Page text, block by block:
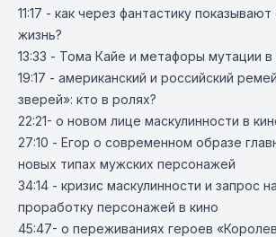
11:17 - как через фантастику
жизнь?
13:33 - Тома Кайе и метафоры мутации в
19:17 - американский и российский
зверей»: кто в ролях?
22:21- о новом лице маскулинности в
27:10 - Егор о современном образе
новых типах мужских персонажей
34:14 - кризис маскулинности и запрос
проработку персонажей в кино
45:47- о переживаниях героев